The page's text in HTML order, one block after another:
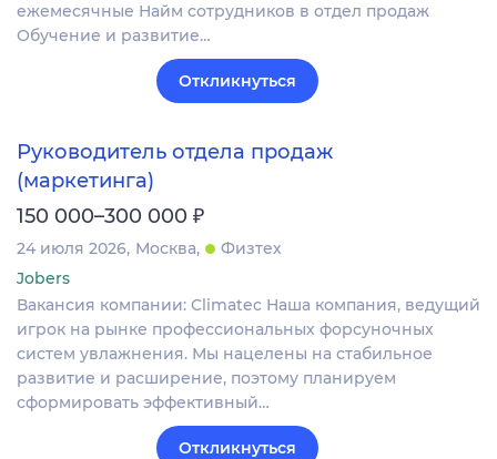
ежемесячные Найм сотрудников в отдел продаж
Обучение и развитие…
Откликнуться
Руководитель отдела продаж
(маркетинга)
150 000–300 000 ₽
24 июля 2026 Москва
Физтех
Jobers
Вакансия компании: Climatec Наша компания, ведущий
игрок на рынке профессиональных форсуночных
систем увлажнения. Мы нацелены на стабильное
развитие и расширение, поэтому планируем
сформировать эффективный…
Откликнуться